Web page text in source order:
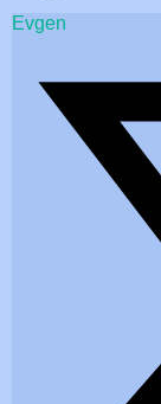
Evgen